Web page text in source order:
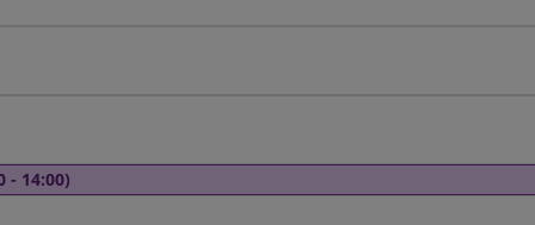
- 14:00)